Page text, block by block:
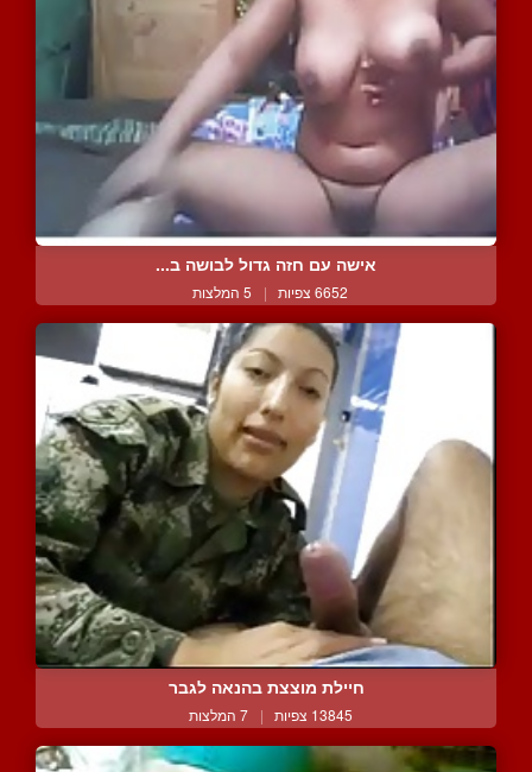
אישה עם חזה גדול לבושה ב...
6652 צפיות | 5 המלצות
חיילת מוצצת בהנאה לגבר
13845 צפיות | 7 המלצות